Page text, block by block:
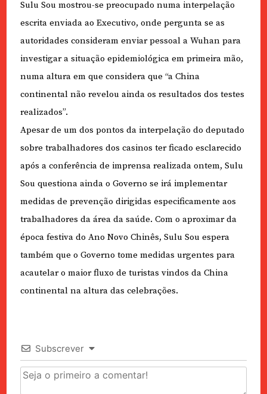
Sulu Sou mostrou-se preocupado numa interpelação
escrita enviada ao Executivo, onde pergunta se as
autoridades consideram enviar pessoal a Wuhan para
investigar a situação epidemiológica em primeira mão,
numa altura em que considera que “a China
continental não revelou ainda os resultados dos testes
realizados”.
Apesar de um dos pontos da interpelação do deputado
sobre trabalhadores dos casinos ter ficado esclarecido
após a conferência de imprensa realizada ontem, Sulu
Sou questiona ainda o Governo se irá implementar
medidas de prevenção dirigidas especificamente aos
trabalhadores da área da saúde. Com o aproximar da
época festiva do Ano Novo Chinês, Sulu Sou espera
também que o Governo tome medidas urgentes para
acautelar o maior fluxo de turistas vindos da China
continental na altura das celebrações.
Subscrever